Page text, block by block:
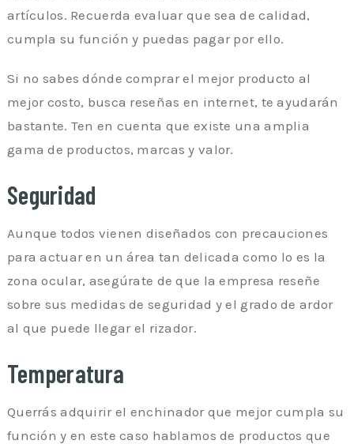
artículos. Recuerda evaluar que sea de calidad,
cumpla su función y puedas pagar por ello.
Si no sabes dónde comprar el mejor producto al
mejor costo, busca reseñas en internet, te ayudarán
bastante. Ten en cuenta que existe una amplia
gama de productos, marcas y valor.
Seguridad
Aunque todos vienen diseñados con precauciones
para actuar en un área tan delicada como lo es la
zona ocular, asegúrate de que la empresa reseñe
sobre sus medidas de seguridad y el grado de ardor
al que puede llegar el rizador.
Temperatura
Querrás adquirir el enchinador que mejor cumpla su
función y en este caso hablamos de productos que